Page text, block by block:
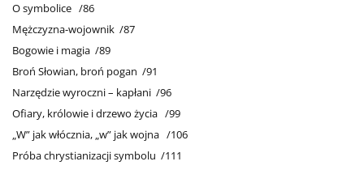
O symbolice /86
Mężczyzna-wojownik /87
Bogowie i magia /89
Broń Słowian, broń pogan /91
Narzędzie wyroczni – kapłani /96
Ofiary, królowie i drzewo życia /99
„W” jak włócznia, „w” jak wojna /106
Próba chrystianizacji symbolu /111